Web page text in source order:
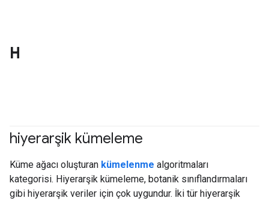
H
hiyerarşik kümeleme
Küme ağacı oluşturan kümelenme algoritmaları
kategorisi. Hiyerarşik kümeleme, botanik sınıflandırmaları
gibi hiyerarşik veriler için çok uygundur. İki tür hiyerarşik